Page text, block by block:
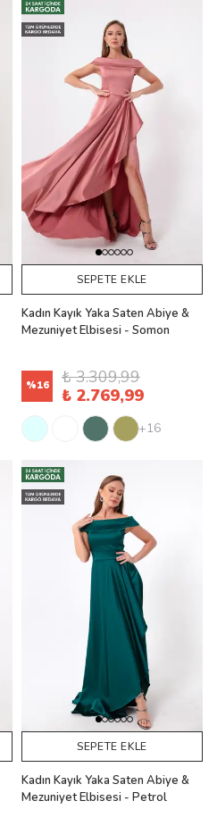
SEPETE EKLE
Kadın Kayık Yaka Saten Abiye &
Mezuniyet Elbisesi - Somon
%16
₺ 3.309,99
₺ 2.769,99
+16
SEPETE EKLE
Kadın Kayık Yaka Saten Abiye &
Mezuniyet Elbisesi - Petrol